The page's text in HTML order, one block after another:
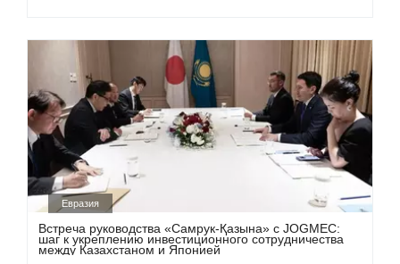
Евразия
Встреча руководства «Самрук-Қазына» с JOGMEC:
шаг к укреплению инвестиционного сотрудничества
между Казахстаном и Японией